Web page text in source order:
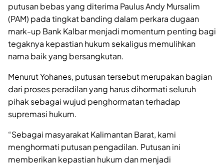
putusan bebas yang diterima Paulus Andy Mursalim
(PAM) pada tingkat banding dalam perkara dugaan
mark-up Bank Kalbar menjadi momentum penting bagi
tegaknya kepastian hukum sekaligus memulihkan
nama baik yang bersangkutan.
Menurut Yohanes, putusan tersebut merupakan bagian
dari proses peradilan yang harus dihormati seluruh
pihak sebagai wujud penghormatan terhadap
supremasi hukum.
“Sebagai masyarakat Kalimantan Barat, kami
menghormati putusan pengadilan. Putusan ini
memberikan kepastian hukum dan menjadi